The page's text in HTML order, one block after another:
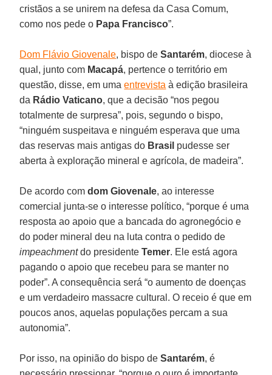
cristãos a se unirem na defesa da Casa Comum,
como nos pede o Papa Francisco”.
Dom Flávio Giovenale, bispo deSantarém, diocese à
qual, junto com Macapá, pertence o território em
questão, disse, em umaentrevista à edição brasileira
da Rádio Vaticano, que a decisão “nos pegou
totalmente de surpresa”, pois, segundo o bispo,
“ninguém suspeitava e ninguém esperava que uma
das reservas mais antigas do Brasil pudesse ser
aberta à exploração mineral e agrícola, de madeira”.
De acordo comdom Giovenale, ao interesse
comercial junta-se o interesse político, “porque é uma
resposta ao apoio que a bancada do agronegócio e
do poder mineral deu na luta contra o pedido de
impeachmentdo presidenteTemer. Ele está agora
pagando o apoio que recebeu para se manter no
poder”. A consequência será “o aumento de doenças
e um verdadeiro massacre cultural. O receio é que em
poucos anos, aquelas populações percam a sua
autonomia”.
Por isso, na opinião do bispo deSantarém, é